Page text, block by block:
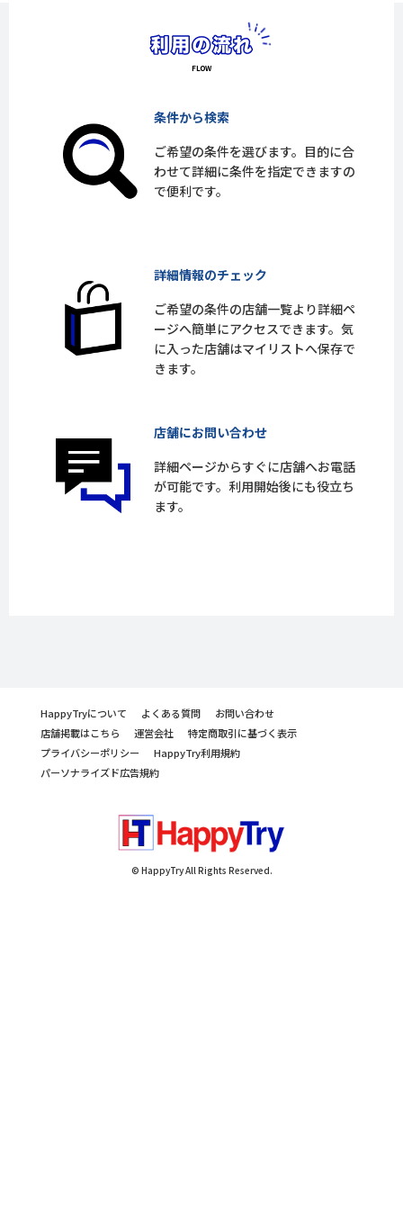
条件から検索
ご希望の条件を選びます。目的に合
わせて詳細に条件を指定できますの
で便利です。
詳細情報のチェック
ご希望の条件の店舗一覧より詳細ペ
ージへ簡単にアクセスできます。気
に入った店舗はマイリストへ保存で
きます。
店舗にお問い合わせ
詳細ページからすぐに店舗へお電話
が可能です。利用開始後にも役立ち
ます。
HappyTryについて よくある質問
お問い合わせ
店舗掲載はこちら
運営会社
特定商取引に基づく表示
プライバシーポリシー
HappyTry利用規約
パーソナライズド広告規約
© HappyTry All Rights Reserved.